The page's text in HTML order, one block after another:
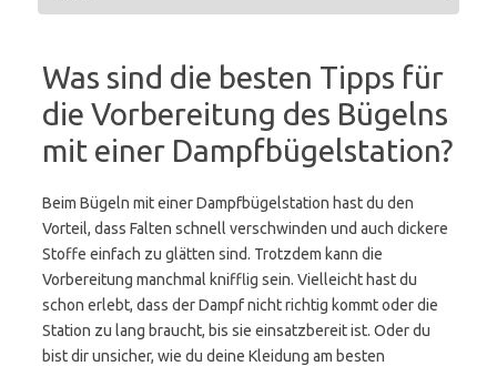
Was sind die besten Tipps für
die Vorbereitung des Bügelns
mit einer Dampfbügelstation?
Beim Bügeln mit einer Dampfbügelstation hast du den
Vorteil, dass Falten schnell verschwinden und auch dickere
Stoffe einfach zu glätten sind. Trotzdem kann die
Vorbereitung manchmal knifflig sein. Vielleicht hast du
schon erlebt, dass der Dampf nicht richtig kommt oder die
Station zu lang braucht, bis sie einsatzbereit ist. Oder du
bist dir unsicher, wie du deine Kleidung am besten